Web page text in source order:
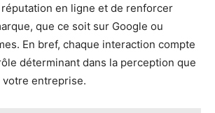
réputation en ligne et de renforcer
que ce soit sur Google ou
En bref, chaque interaction compte
déterminant dans la perception que
entreprise.